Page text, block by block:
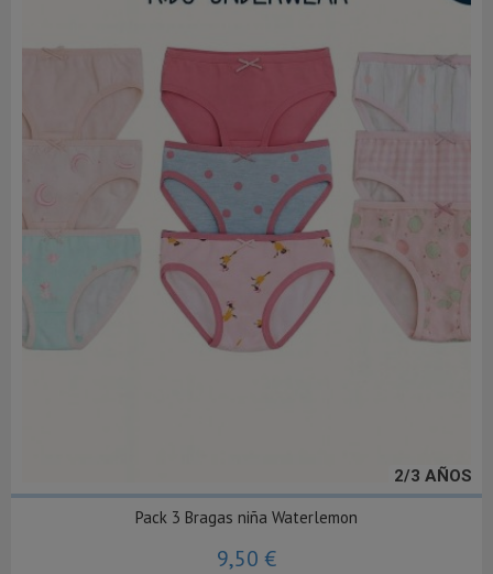
2/3 AÑOS
Pack 3 Bragas niña Waterlemon
9,50 €